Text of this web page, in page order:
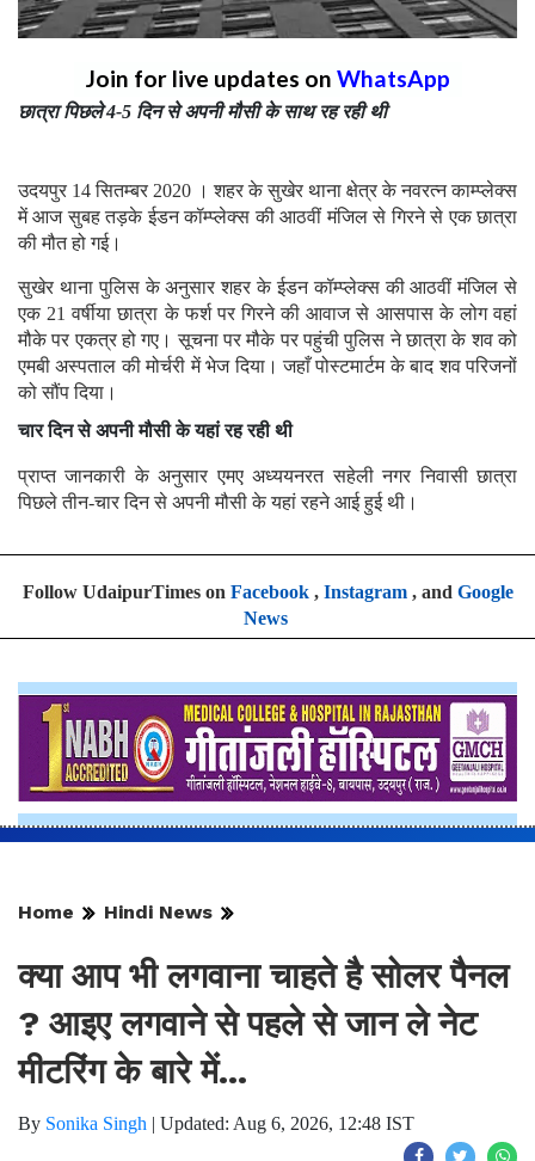
Join for live updates on WhatsApp
छात्रा पिछले 4-5 दिन से अपनी मौसी के साथ रह रही थी
उदयपुर 14 सितम्बर 2020 । शहर के सुखेर थाना क्षेत्र के नवरत्न काम्प्लेक्स
में आज सुबह तड़के ईडन कॉम्प्लेक्स की आठवीं मंजिल से गिरने से एक छात्रा
की मौत हो गई।
सुखेर थाना पुलिस के अनुसार शहर के ईडन कॉम्प्लेक्स की आठवीं मंजिल से
एक 21 वर्षीया छात्रा के फर्श पर गिरने की आवाज से आसपास के लोग वहां
मौके पर एकत्र हो गए। सूचना पर मौके पर पहुंची पुलिस ने छात्रा के शव को
एमबी अस्पताल की मोर्चरी में भेज दिया। जहाँ पोस्टमार्टम के बाद शव परिजनों
को सौंप दिया।
चार दिन से अपनी मौसी के यहां रह रही थी
प्राप्त जानकारी के अनुसार एमए अध्ययनरत सहेली नगर निवासी छात्रा
पिछले तीन-चार दिन से अपनी मौसी के यहां रहने आई हुई थी।
Follow UdaipurTimes on Facebook, Instagram, and Google
News
Home Hindi News
क्या आप भी लगवाना चाहते है सोलर पैनल
? आइए लगवाने से पहले से जान ले नेट
मीटरिंग के बारे में...
By Sonika Singh | Updated: Aug 6, 2026, 12:48 IST